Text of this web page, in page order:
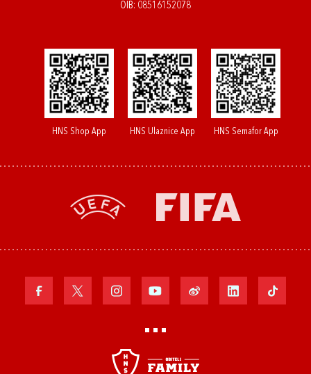
OIB: 08516152078
HNS Shop App HNS Ulaznice App HNS Semafor App